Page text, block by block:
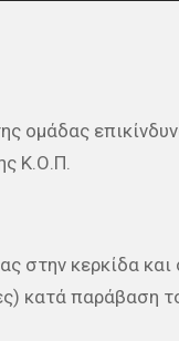
ομάδας
Κ.Ο.Π.
στην κερκίδα
κατά παράβαση